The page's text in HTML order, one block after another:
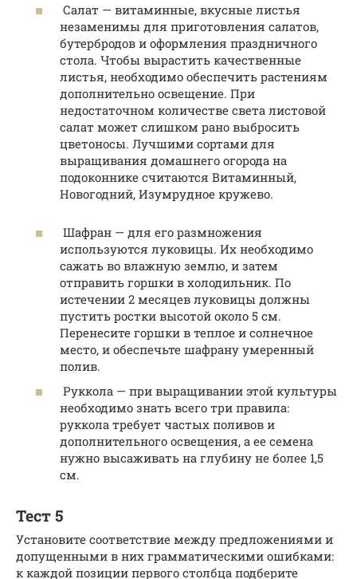
Салат — витаминные, вкусные листья
незаменимы для приготовления салатов,
бутербродов и оформления праздничного
стола. Чтобы вырастить качественные
листья, необходимо обеспечить растениям
дополнительно освещение. При
недостаточном количестве света листовой
салат может слишком рано выбросить
цветоносы. Лучшими сортами для
выращивания домашнего огорода на
подоконнике считаются Витаминный,
Новогодний, Изумрудное кружево.
Шафран — для его размножения
используются луковицы. Их необходимо
сажать во влажную землю, и затем
отправить горшки в холодильник. По
истечении 2 месяцев луковицы должны
пустить ростки высотой около 5 см.
Перенесите горшки в теплое и солнечное
место, и обеспечьте шафрану умеренный
полив.
Руккола — при выращивании этой культуры
необходимо знать всего три правила:
руккола требует частых поливов и
дополнительного освещения, а ее семена
нужно высаживать на глубину не более 1,5
см.
Тест 5
Установите соответствие между предложениями и
допущенными в них грамматическими ошибками:
к каждой позиции первого столбца подберите